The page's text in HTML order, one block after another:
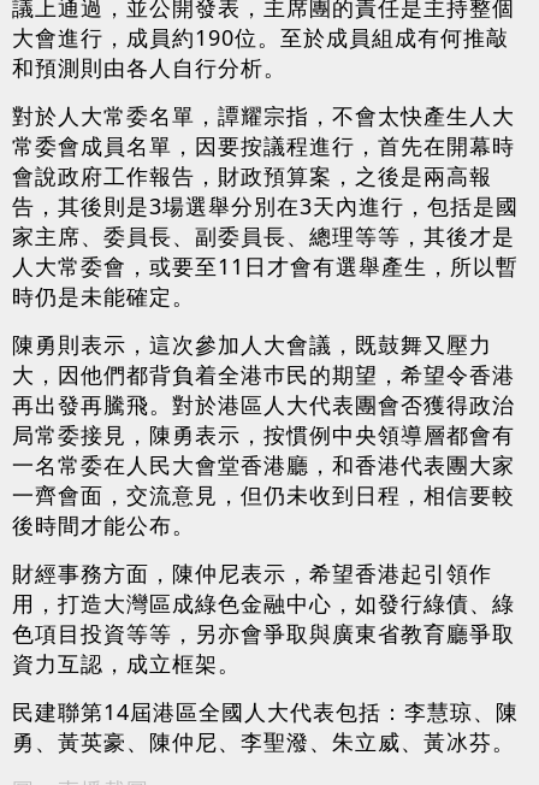
議上通過，並公開發表，主席團的責任是主持整個
大會進行，成員約190位。至於成員組成有何推敲
和預測則由各人自行分析。
對於人大常委名單，譚耀宗指，不會太快產生人大
常委會成員名單，因要按議程進行，首先在開幕時
會說政府工作報告，財政預算案，之後是兩高報
告，其後則是3場選舉分別在3天內進行，包括是國
家主席、委員長、副委員長、總理等等，其後才是
人大常委會，或要至11日才會有選舉產生，所以暫
時仍是未能確定。
陳勇則表示，這次參加人大會議，既鼓舞又壓力
大，因他們都背負着全港巿民的期望，希望令香港
再出發再騰飛。對於港區人大代表團會否獲得政治
局常委接見，陳勇表示，按慣例中央領導層都會有
一名常委在人民大會堂香港廳，和香港代表團大家
一齊會面，交流意見，但仍未收到日程，相信要較
後時間才能公布。
財經事務方面，陳仲尼表示，希望香港起引領作
用，打造大灣區成綠色金融中心，如發行綠債、綠
色項目投資等等，另亦會爭取與廣東省教育廳爭取
資力互認，成立框架。
民建聯第14屆港區全國人大代表包括：李慧琼、陳
勇、黃英豪、陳仲尼、李聖潑、朱立威、黃冰芬。